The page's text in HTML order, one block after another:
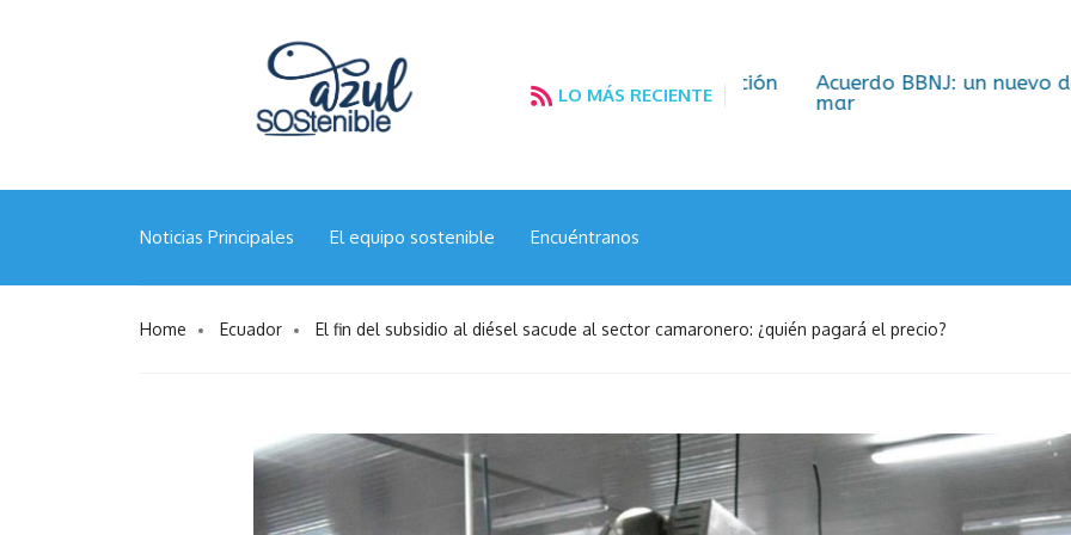
LO MÁS RECIENTE
“Calamar gigante en el Pacífico Sur: Chile apuesta por la cooperación
científica y la gestión responsable”
Acuerdo BBNJ: un nuevo
Noticias Principales El equipo sostenible Encuéntranos
Home Ecuador El fin del subsidio al diésel sacude al sector camaronero: ¿quién pagará el precio?